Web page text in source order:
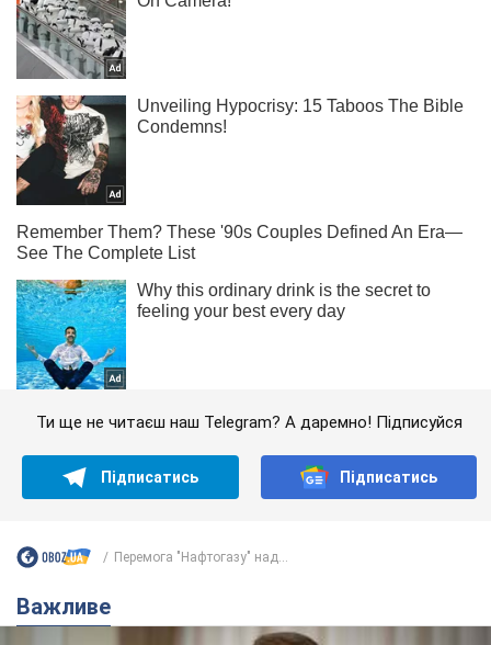
Ти ще не читаєш наш Telegram? А даремно! Підписуйся
Підписатись Підписатись
Перемога "Нафтогазу" над...
Важливе